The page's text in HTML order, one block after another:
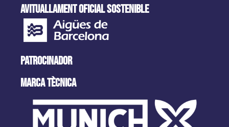
AVITUALLAMENT OFICIAL SOSTENIBLE
PATROCINADOR
MARCA tècnica